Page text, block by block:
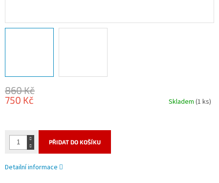
860 Kč
750 Kč
Skladem(1 ks)
PŘIDAT DO KOŠÍKU
Detailní informace